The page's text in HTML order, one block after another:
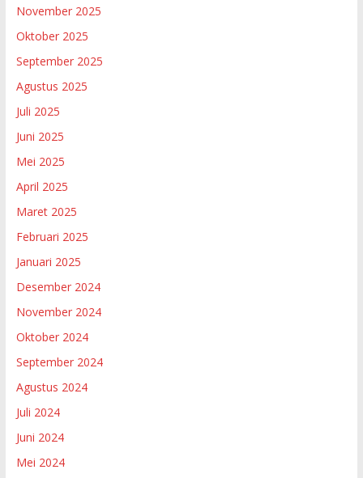
November 2025
Oktober 2025
September 2025
Agustus 2025
Juli 2025
Juni 2025
Mei 2025
April 2025
Maret 2025
Februari 2025
Januari 2025
Desember 2024
November 2024
Oktober 2024
September 2024
Agustus 2024
Juli 2024
Juni 2024
Mei 2024